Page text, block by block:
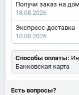
Получи заказ на дом
18.08.2026
Экспресс-доставка
10.08.2026
Способы оплаты:
Банковская карта
Есть вопросы?